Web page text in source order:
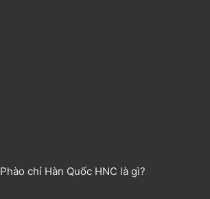
Phào chỉ Hàn Quốc HNC là gì?